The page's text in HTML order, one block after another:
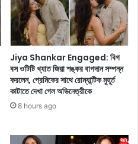
Jiya Shankar Engaged: বিগ
বস ওটিটি খ্যাত জিয়া শঙ্কর বাগদান সম্পন্ন
করলেন, প্রেমিকের সাথে রোম্যান্টিক মুহূর্ত
কাটাতে দেখা গেল অভিনেত্রীকে
8 hours ago